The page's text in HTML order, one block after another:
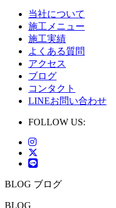
当社について
施工メニュー
施工実績
よくある質問
アクセス
ブログ
コンタクト
LINEお問い合わせ
FOLLOW US:
BLOG ブログ
BLOG